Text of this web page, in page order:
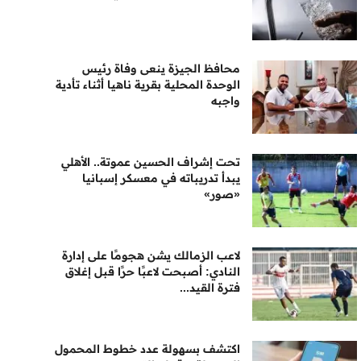
محافظ الجيزة ينعى وفاة رئيس
الوحدة المحلية بقرية ناهيا أثناء تأدية
واجبه
تحت إشراف الحسين عموتة.. الأهلي
يبدأ تدريباته في معسكر إسبانيا
«صور»
لاعب الزمالك يشن هجومًا على إدارة
النادي: أصبحت لاعبًا حرًا قبل إغلاق
فترة القيد...
اكتشف بسهولة عدد خطوط المحمول